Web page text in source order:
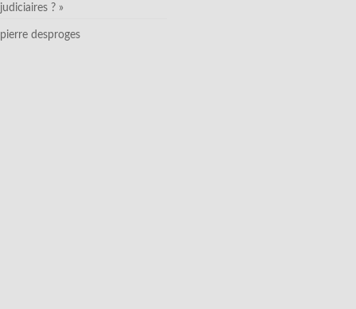
judiciaires ? »
pierre desproges